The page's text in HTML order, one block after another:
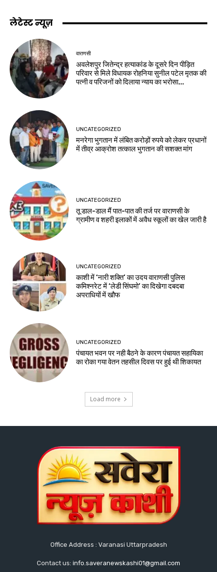
लेटेस्ट न्यूज़
वाराणसी
अवलेशपुर जितेन्द्र हत्याकांड के दूसरे दिन पीड़ित
परिवार से मिले विधायक रोहनिया सुनील पटेल मृतक की
पत्नी व परिजनों को दिलाया न्याय का भरोसा...
UNCATEGORIZED
मनरेगा भुगतान में लंबित करोड़ों रुपये को लेकर प्रधानों
में तीव्र आक्रोश तत्काल भुगतान की सशक्त मांग
UNCATEGORIZED
तू डाल-डाल मैं पात-पात की तर्ज पर वाराणसी के
ग्रामीण व शहरी इलाकों में अवैध स्कूलों का खेल जारी है
UNCATEGORIZED
काशी में ‘नारी शक्ति’ का उदय वाराणसी पुलिस
कमिश्नरेट में ‘लेडी सिंघमो’ का दिखेगा दबदबा
अपराधियों में खौफ
UNCATEGORIZED
पंचायत भवन पर नही बैठने के कारण पंचायत सहायिका
का रोका गया वेतन तहसील दिवस पर हुई थी शिकायत
Load more
Office Address : Varanasi Uttarpradesh
Contact us: info.saveranewskashi01@gmail.com